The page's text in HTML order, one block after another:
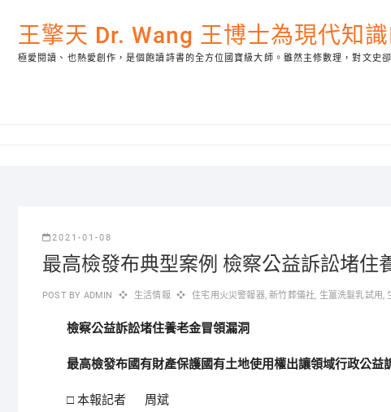
content王擎天 Dr. Wang 王博士為現代知
極愛閱讀、也熱愛創作，是個飽讀詩書的全方位國寶級大師。雖然主修數理，對文
2021-01-08
最高檢發布典型案例 檢察公益訴訟堵住
POST BY ADMIN 生活情報 住宅用火災警報器,新竹葬儀社, 生薑洗髮乳試用,
檢察公益訴訟堵住養老金冒領漏洞
最高檢發布國有財產保護國有土地使用權出讓領域行政公益
□ 本報記者 周斌